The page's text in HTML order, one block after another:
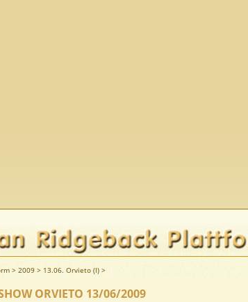
> 2009 > 13.06. Orvieto (I) >
ORVIETO 13/06/2009